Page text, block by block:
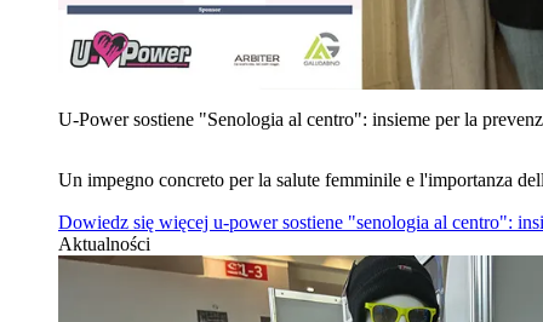
U‑Power sostiene "Senologia al centro": insieme per la
Un impegno concreto per la salute femminile e l'importanza
Dowiedz się więcej u‑power sostiene "senologia al centro":
Aktualności